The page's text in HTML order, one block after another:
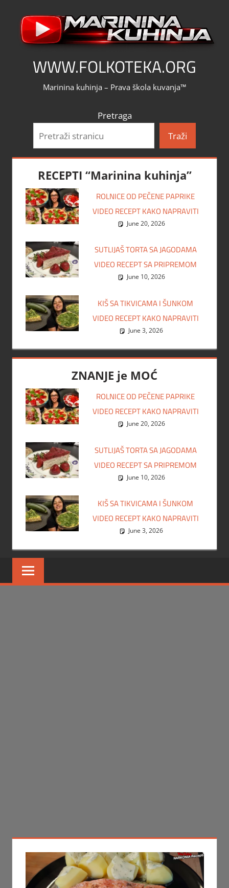
content
WWW.FOLKOTEKA.ORG
Marinina kuhinja – Prava škola kuvanja™
Pretraga
Traži
RECEPTI “Marinina kuhinja”
ROLNICE OD PEČENE PAPRIKE
VIDEO RECEPT KAKO NAPRAVITI
June 20, 2026
SUTLIJAŠ TORTA SA JAGODAMA
VIDEO RECEPT SA PRIPREMOM
June 10, 2026
KIŠ SA TIKVICAMA I ŠUNKOM
VIDEO RECEPT KAKO NAPRAVITI
June 3, 2026
ZNANJE je MOĆ
ROLNICE OD PEČENE PAPRIKE
VIDEO RECEPT KAKO NAPRAVITI
June 20, 2026
SUTLIJAŠ TORTA SA JAGODAMA
VIDEO RECEPT SA PRIPREMOM
June 10, 2026
KIŠ SA TIKVICAMA I ŠUNKOM
VIDEO RECEPT KAKO NAPRAVITI
June 3, 2026